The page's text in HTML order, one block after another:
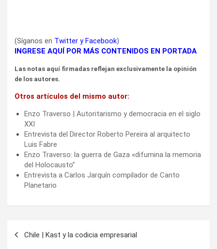
(Síganos en Twitter yFacebook)
INGRESE AQUÍ POR MÁS CONTENIDOS EN PORTADA
Las notas aquí firmadas reflejan exclusivamente la opinión
de los autores.
Otros artículos del mismo autor:
Enzo Traverso | Autoritarismo y democracia en el siglo
XXI
Entrevista del Director Roberto Pereira al arquitecto
Luis Fabre
Enzo Traverso: la guerra de Gaza «difumina la memoria
del Holocausto”
Entrevista a Carlos Jarquín compilador de Canto
Planetario
Chile | Kast y la codicia empresarial